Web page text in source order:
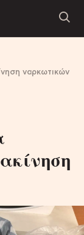
ναρκωτικών